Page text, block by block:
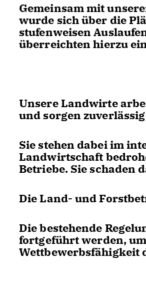
Gemeinsam mit
wurde sich über die
stufenweisen
überreichten hierzu
Unsere Landwirte
und sorgen
Sie stehen dabei im
Landwirtschaft
Betriebe. Sie
Die Land- und
Die bestehende
fortgeführt werden,
Wettbewerbsfähigkeit